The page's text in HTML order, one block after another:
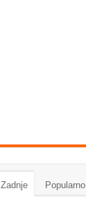
Zadnje Popularno